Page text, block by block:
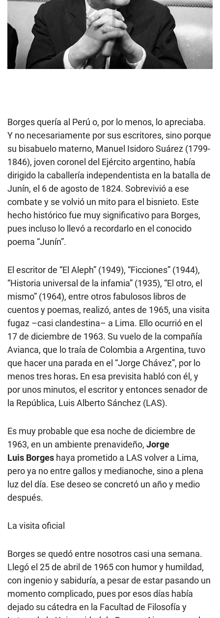
Borges quería al Perú o, por lo menos, lo apreciaba.
Y no necesariamente por sus escritores, sino porque
su bisabuelo materno, Manuel Isidoro Suárez (1799-
1846), joven coronel del Ejército argentino, había
dirigido la caballería independentista en la batalla de
Junín, el 6 de agosto de 1824. Sobrevivió a ese
combate y se volvió un mito para el bisnieto. Este
hecho histórico fue muy significativo para Borges,
pues incluso lo llevó a recordarlo en el conocido
poema “Junín”.
El escritor de “El Aleph” (1949), “Ficciones” (1944),
“Historia universal de la infamia” (1935), “El otro, el
mismo” (1964), entre otros fabulosos libros de
cuentos y poemas, realizó, antes de 1965, una visita
fugaz –casi clandestina– a Lima. Ello ocurrió en el
17 de diciembre de 1963. Su vuelo de la compañía
Avianca, que lo traía de Colombia a Argentina, tuvo
que hacer una parada en el “Jorge Chávez”, por lo
menos tres horas. En esa previsita habló con él, y
por unos minutos, el escritor y entonces senador de
la República, Luis Alberto Sánchez (LAS).
Es muy probable que esa noche de diciembre de
1963, en un ambiente prenavideño, Jorge
Luis Borges haya prometido a LAS volver a Lima,
pero ya no entre gallos y medianoche, sino a plena
luz del día. Ese deseo se concretó un año y medio
después.
La visita oficial
Borges se quedó entre nosotros casi una semana.
Llegó el 25 de abril de 1965 con humor y humildad,
con ingenio y sabiduría, a pesar de estar pasando un
momento complicado, pues por esos días había
dejado su cátedra en la Facultad de Filosofía y